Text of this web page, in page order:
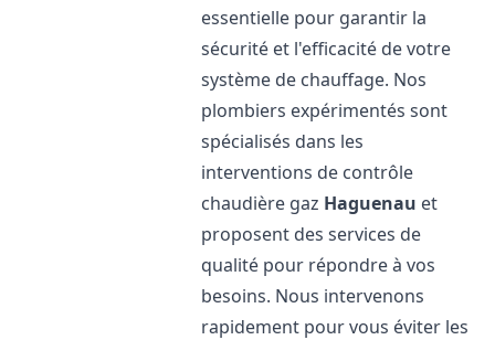
essentielle pour garantir la
sécurité et l'efficacité de votre
système de chauffage. Nos
plombiers expérimentés sont
spécialisés dans les
interventions de contrôle
chaudière gaz Haguenau et
proposent des services de
qualité pour répondre à vos
besoins. Nous intervenons
rapidement pour vous éviter les